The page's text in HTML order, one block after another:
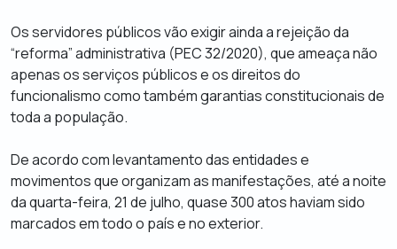
Os servidores públicos vão exigir ainda a rejeição da
“reforma” administrativa (PEC 32/2020), que ameaça não
apenas os serviços públicos e os direitos do
funcionalismo como também garantias constitucionais de
toda a população.
De acordo com levantamento das entidades e
movimentos que organizam as manifestações, até a noite
da quarta-feira, 21 de julho, quase 300 atos haviam sido
marcados em todo o país e no exterior.